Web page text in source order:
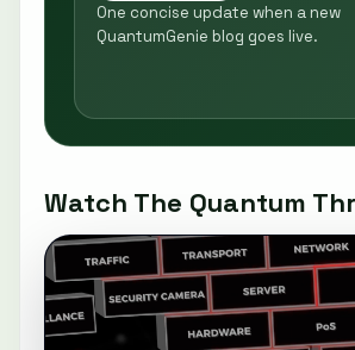
One concise update when a new
QuantumGenie blog goes live.
Watch The Quantum